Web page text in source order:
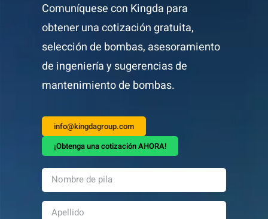
Comuníquese con Kingda para
obtener una cotización gratuita,
selección de bombas, asesoramiento
de ingeniería y sugerencias de
mantenimiento de bombas.
info@kingdagroup.com
¡Obtenga una cotización AHORA!